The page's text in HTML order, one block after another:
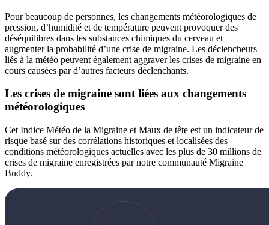
Pour beaucoup de personnes, les changements météorologiques de
pression, d’humidité et de température peuvent provoquer des
déséquilibres dans les substances chimiques du cerveau et
augmenter la probabilité d’une crise de migraine. Les déclencheurs
liés à la météo peuvent également aggraver les crises de migraine en
cours causées par d’autres facteurs déclenchants.
Les crises de migraine sont liées aux changements
météorologiques
Cet Indice Météo de la Migraine et Maux de tête est un indicateur de
risque basé sur des corrélations historiques et localisées des
conditions météorologiques actuelles avec les plus de 30 millions de
crises de migraine enregistrées par notre communauté Migraine
Buddy.